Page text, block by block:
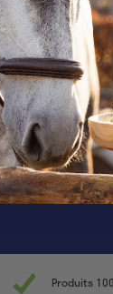
et
Produits